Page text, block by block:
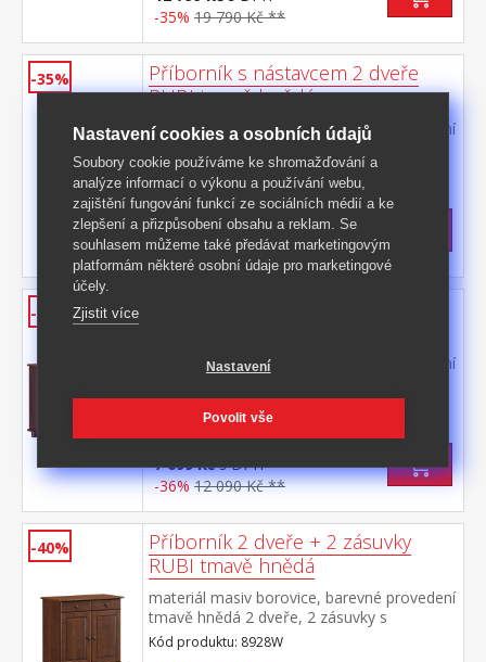
-35% 19 790 Kč **
-35%
Příborník s nástavcem 2 dveře
RUBI tmavě hnědá
materiál masiv borovice, barevné provedení
tmavě hnědá v dolní části 2 dveře, 2
zásuvky s kovovými pojezdy v horní části
dvoje prosklené dveře
Kód produktu: 8926W
Skladem> 5 ks
9 999 Kčs DPH
-35% 15 490 Kč **
-36%
materiál masiv borovice, barevné provedení
kovovými pojezdy, 1 police
Kód produktu: 8927W
Skladem>5 ks
7 699 Kčs DPH
-36% 12 090 Kč **
-40%
Příborník 2 dveře + 2 zásuvky
RUBI tmavě hnědá
materiál masiv borovice, barevné provedení
tmavě hnědá 2 dveře, 2 zásuvky s
kovovými pojezdy, 1 police
Kód produktu: 8928W
Nastavení cookies a osobních údajů
Soubory cookie používáme ke shromažďování a
analýze informací o výkonu a používání webu,
zajištění fungování funkcí ze sociálních médií a ke
zlepšení a přizpůsobení obsahu a reklam. Se
souhlasem můžeme také předávat marketingovým
platformám některé osobní údaje pro marketingové
účely.
Zjistit více
Nastavení
Povolit vše